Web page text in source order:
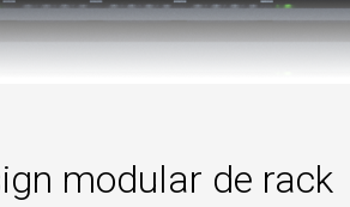
modular de rack